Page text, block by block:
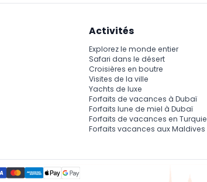
Activités
Explorez le monde entier
Safari dans le désert
Croisières en boutre
Visites de la ville
Yachts de luxe
Forfaits de vacances à Dubaï
Forfaits lune de miel à Dubaï
Forfaits de vacances en Turquie
Forfaits vacances aux Maldives